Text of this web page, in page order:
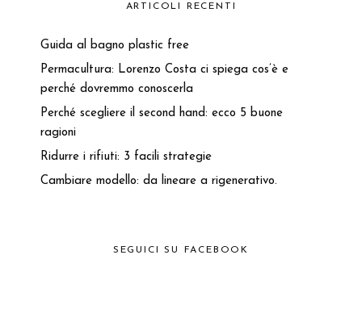
ARTICOLI RECENTI
Guida al bagno plastic free
Permacultura: Lorenzo Costa ci spiega cos’è e
perché dovremmo conoscerla
Perché scegliere il second hand: ecco 5 buone
ragioni
Ridurre i rifiuti: 3 facili strategie
Cambiare modello: da lineare a rigenerativo.
SEGUICI SU FACEBOOK